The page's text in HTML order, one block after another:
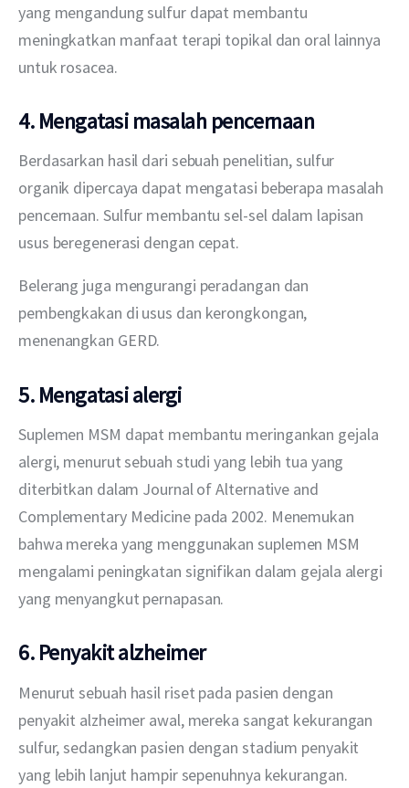
yang mengandung sulfur dapat membantu
meningkatkan manfaat terapi topikal dan oral lainnya
untuk rosacea.
4. Mengatasi masalah pencernaan
Berdasarkan hasil dari sebuah penelitian, sulfur
organik dipercaya dapat mengatasi beberapa masalah
pencernaan. Sulfur membantu sel-sel dalam lapisan
usus beregenerasi dengan cepat.
Belerang juga mengurangi peradangan dan
pembengkakan di usus dan kerongkongan,
menenangkan GERD.
5. Mengatasi alergi
Suplemen MSM dapat membantu meringankan gejala
alergi, menurut sebuah studi yang lebih tua yang
diterbitkan dalam Journal of Alternative and
Complementary Medicine pada 2002. Menemukan
bahwa mereka yang menggunakan suplemen MSM
mengalami peningkatan signifikan dalam gejala alergi
yang menyangkut pernapasan.
6. Penyakit alzheimer
Menurut sebuah hasil riset pada pasien dengan
penyakit alzheimer awal, mereka sangat kekurangan
sulfur, sedangkan pasien dengan stadium penyakit
yang lebih lanjut hampir sepenuhnya kekurangan.